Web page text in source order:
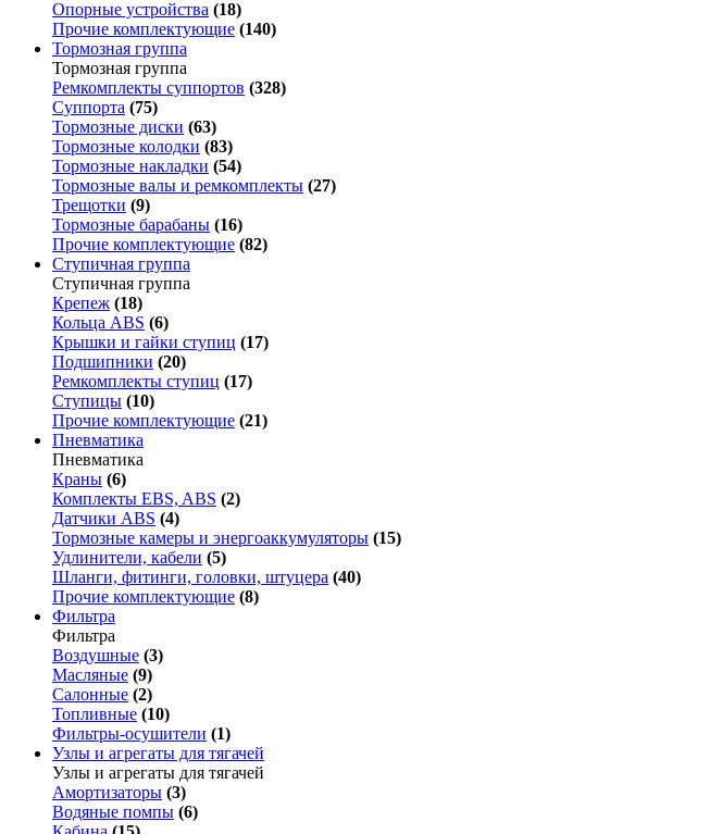
Опорные устройства (18)
Прочие комплектующие (140)
Тормозная группа
Тормозная группа
Ремкомплекты суппортов (328)
Суппорта (75)
Тормозные диски (63)
Тормозные колодки (83)
Тормозные накладки (54)
Тормозные валы и ремкомплекты (27)
Трещотки (9)
Тормозные барабаны (16)
Прочие комплектующие (82)
Ступичная группа
Ступичная группа
Крепеж (18)
Кольца ABS (6)
Крышки и гайки ступиц (17)
Подшипники (20)
Ремкомплекты ступиц (17)
Ступицы (10)
Прочие комплектующие (21)
Пневматика
Пневматика
Краны (6)
Комплекты EBS, ABS (2)
Датчики ABS (4)
Тормозные камеры и энергоаккумуляторы (15)
Удлинители, кабели (5)
Шланги, фитинги, головки, штуцера (40)
Прочие комплектующие (8)
Фильтра
Фильтра
Воздушные (3)
Масляные (9)
Салонные (2)
Топливные (10)
Фильтры-осушители (1)
Узлы и агрегаты для тягачей
Узлы и агрегаты для тягачей
Амортизаторы (3)
Водяные помпы (6)